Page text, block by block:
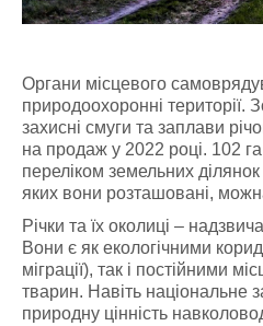
Органи місцевого
природоохоронні території.
захисні смуги та заплави
на продаж у 2022 році. 102
переліком земельних
яких вони розташовані,
Річки та їх околиці –
Вони є як екологічними
міграції), так і постійними
тварин. Навіть національне
природну цінність